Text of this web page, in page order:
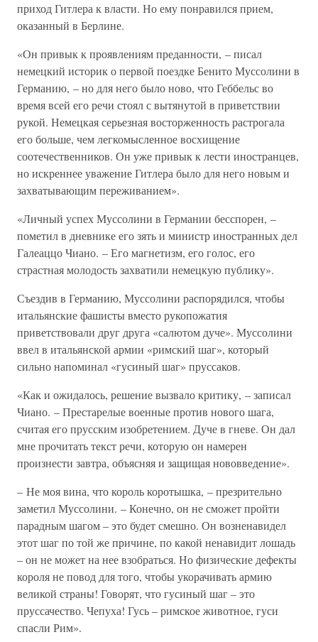
приход Гитлера к власти. Но ему понравился прием,
оказанный в Берлине.
«Он привык к проявлениям преданности, – писал
немецкий историк о первой поездке Бенито Муссолини в
Германию, – но для него было ново, что Геббельс во
время всей его речи стоял с вытянутой в приветствии
рукой. Немецкая серьезная восторженность растрогала
его больше, чем легкомысленное восхищение
соотечественников. Он уже привык к лести иностранцев,
но искреннее уважение Гитлера было для него новым и
захватывающим переживанием».
«Личный успех Муссолини в Германии бесспорен, –
пометил в дневнике его зять и министр иностранных дел
Галеаццо Чиано. – Его магнетизм, его голос, его
страстная молодость захватили немецкую публику».
Съездив в Германию, Муссолини распорядился, чтобы
итальянские фашисты вместо рукопожатия
приветствовали друг друга «салютом дуче». Муссолини
ввел в итальянской армии «римский шаг», который
сильно напоминал «гусиный шаг» пруссаков.
«Как и ожидалось, решение вызвало критику, – записал
Чиано. – Престарелые военные против нового шага,
считая его прусским изобретением. Дуче в гневе. Он дал
мне прочитать текст речи, которую он намерен
произнести завтра, объясняя и защищая нововведение».
– Не моя вина, что король коротышка, – презрительно
заметил Муссолини. – Конечно, он не сможет пройти
парадным шагом – это будет смешно. Он возненавидел
этот шаг по той же причине, по какой ненавидит лошадь
– он не может на нее взобраться. Но физические дефекты
короля не повод для того, чтобы укорачивать армию
великой страны! Говорят, что гусиный шаг – это
пруссачество. Чепуха! Гусь – римское животное, гуси
спасли Рим».